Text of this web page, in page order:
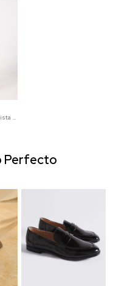
Perfecto